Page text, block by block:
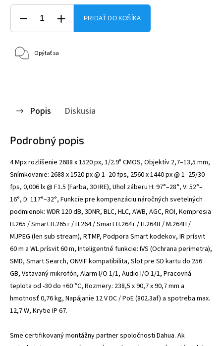
PRIDAŤ DO KOŠÍKA
Opýtať sa
Popis Diskusia
Podrobný popis
4 Mpx rozlíšenie 2688 x 1520 px, 1/2.9" CMOS, Objektív 2,7–13,5 mm,
Snímkovanie: 2688 x 1520 px @ 1–20 fps, 2560 x 1440 px @ 1–25/30
fps, 0,006 lx @ F1.5 (Farba, 30 IRE), Uhol záberu H: 97°–28°, V: 52°–
16°, D: 117°–32°, Funkcie pre kompenzáciu náročných svetelných
podmienok: WDR 120 dB, 3DNR, BLC, HLC, AWB, AGC, ROI, Kompresia
H.265 / Smart H.265+ / H.264 / Smart H.264+ / H.264B / M.264H /
MJPEG (len sub stream), RTMP, Podpora Smart kodekov, IR prísvit
60 m a WL prísvit 60 m, Inteligentné funkcie: IVS (Ochrana perimetra),
SMD, Smart Search, ONVIF kompatibilita, Slot pre SD kartu do 256
GB, Vstavaný mikrofón, Alarm I/O 1/1, Audio I/O 1/1, Pracovná
teplota od -30 do +60 °C, Rozmery: 238,5 x 90,7 x 90,7 mm a
hmotnosť 0,76 kg, Napájanie 12 V DC / PoE (802.3af) a spotreba max.
12,7 W, Krytie IP 67.
Sme certifikovaný montážny partner spoločnosti Dahua. Ak